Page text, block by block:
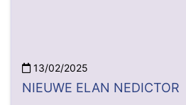
13/02/2025
NIEUWE ELAN NEDICTOR